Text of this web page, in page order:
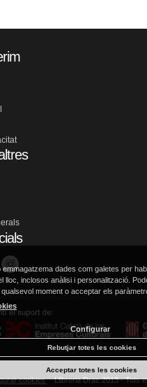
cookies Llibreria Drac 2013 - Tots
emmagatzema dades com galetes per
lloc, inclosos anàlisi i personalització.
moment o acceptar els
Configurar
Rebutjar totes les cookies
Acceptar totes les cookies